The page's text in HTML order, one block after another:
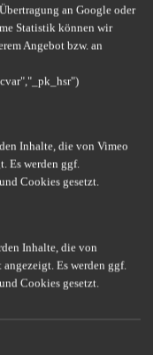
Newsletter erhalten?
gestalten
zu erkennen und zu
GesundheitsPlus
Übertragung an Google oder
Statistik können wir
Angebot bzw. an
Inhalte, die von Vimeo
Es werden ggf.
Cookies gesetzt.
Inhalte, die von
Es werden ggf.
Cookies gesetzt.